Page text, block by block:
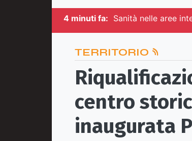
4 minuti fa: Sanità nelle aree
TERRITORIO
centro
inaugurata